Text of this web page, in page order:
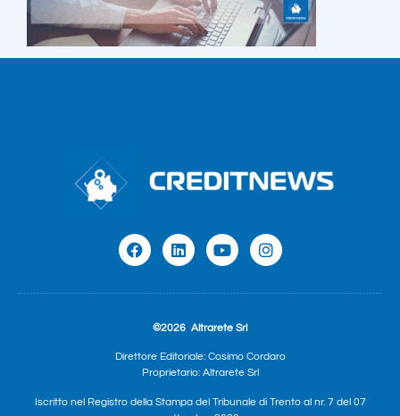
©2026 Altrarete Srl
Direttore Editoriale: Cosimo Cordaro
Proprietario: Altrarete Srl
Iscritto nel Registro della Stampa del Tribunale di Trento al nr. 7 del 07